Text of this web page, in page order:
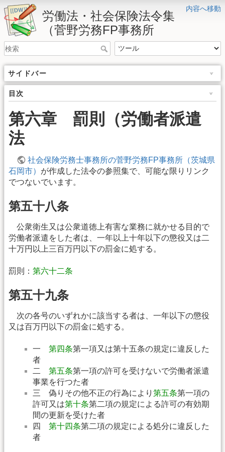
内容へ移動
労働法・社会保険法令集
（菅野労務FP事務所
サイドバー
目次
第六章 罰則（労働者派遣
法
社会保険労務士事務所の菅野労務FP事務所（茨城県
石岡市） が作成した法令の参照集で、可能な限りリンク
でつないでいます。
第五十八条
公衆衛生又は公衆道徳上有害な業務に就かせる目的で
労働者派遣をした者は、一年以上十年以下の懲役又は二
十万円以上三百万円以下の罰金に処する。
罰則： 第六十二条
第五十九条
次の各号のいずれかに該当する者は、一年以下の懲役
又は百万円以下の罰金に処する。
一 第四条第一項又は第十五条の規定に違反した
者
二 第五条第一項の許可を受けないで労働者派遣
事業を行つた者
三 偽りその他不正の行為により 第五条第一項の
許可又は第十条第二項の規定による許可の有効期
間の更新を受けた者
四 第十四条第二項の規定による処分に違反した
者